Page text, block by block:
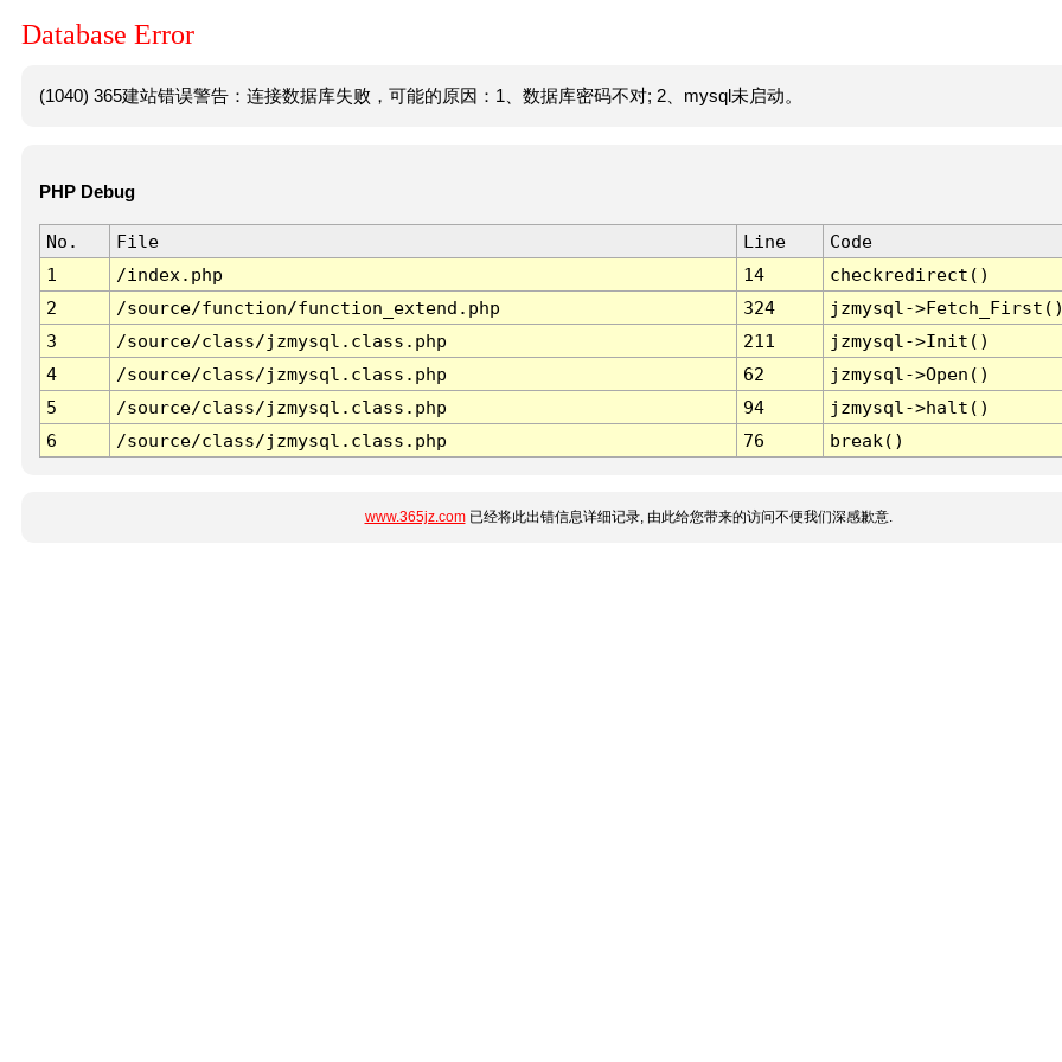
Database Error
(1040) 365建站错误警告：连接数据库失败，可能的原因：1、数据库密码不对; 2、mysql未启动。
PHP Debug
No. File Line
Code
1
/index.php 14
checkredirect()
2
/source/function/function_extend.php 324
jzmysql-
3
/source/class/jzmysql.class.php 211
jzmysql->Init()
4
/source/class/jzmysql.class.php 62
jzmysql->Open()
5
/source/class/jzmysql.class.php 94
jzmysql->halt()
6
/source/class/jzmysql.class.php 76 break()
www.365jz.com已经将此出错信息详细记录, 由此给您带来的访问不便我们深感歉意.